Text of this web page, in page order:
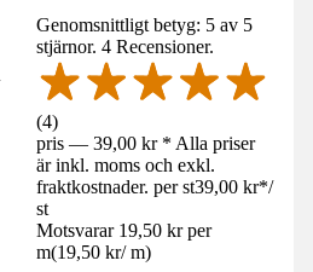
Genomsnittligt betyg: 5 av 5
stjärnor. 4 Recensioner.
(4)
pris — 39,00 kr * Alla priser
är inkl. moms och exkl.
fraktkostnader. per st39,00 kr*/
st
Motsvarar 19,50 kr per
m(19,50 kr/ m)